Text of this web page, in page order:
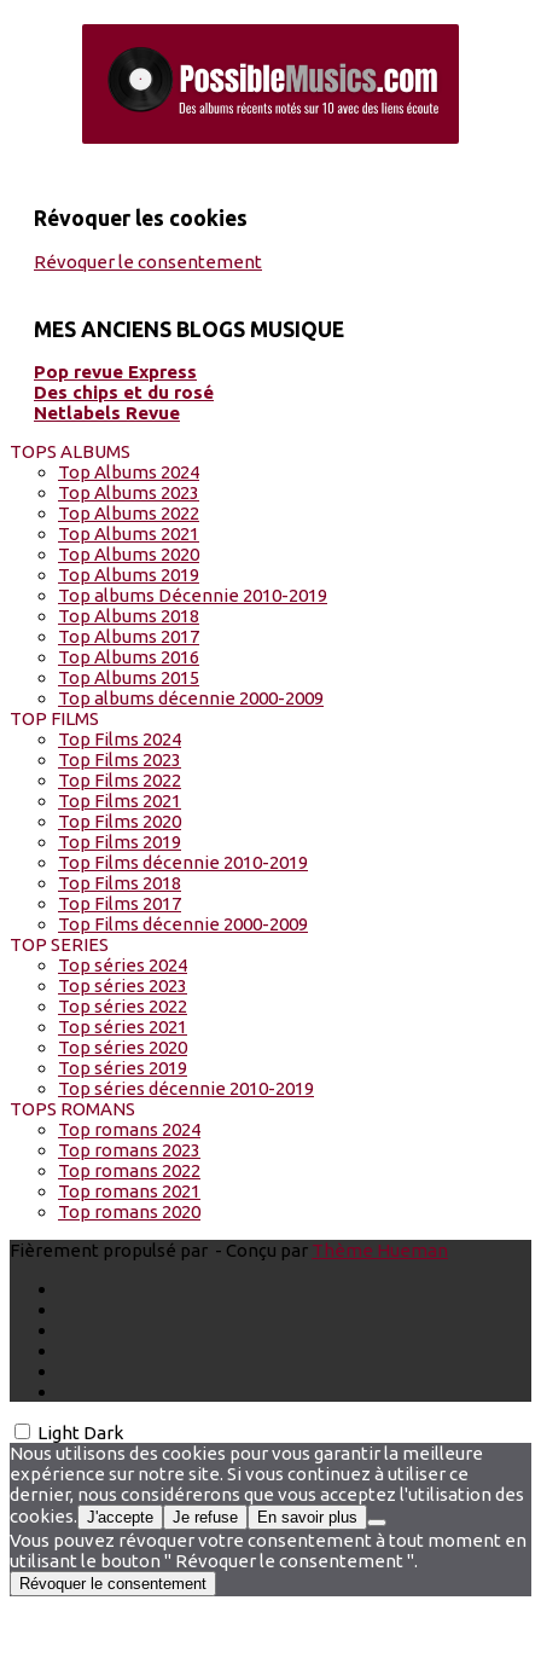
Révoquer les cookies
Révoquer le consentement
MES ANCIENS BLOGS MUSIQUE
Pop revue Express
Des chips et du rosé
Netlabels Revue
TOPS ALBUMS
Top Albums 2024
Top Albums 2023
Top Albums 2022
Top Albums 2021
Top Albums 2020
Top Albums 2019
Top albums Décennie 2010-2019
Top Albums 2018
Top Albums 2017
Top Albums 2016
Top Albums 2015
Top albums décennie 2000-2009
TOP FILMS
Top Films 2024
Top Films 2023
Top Films 2022
Top Films 2021
Top Films 2020
Top Films 2019
Top Films décennie 2010-2019
Top Films 2018
Top Films 2017
Top Films décennie 2000-2009
TOP SERIES
Top séries 2024
Top séries 2023
Top séries 2022
Top séries 2021
Top séries 2020
Top séries 2019
Top séries décennie 2010-2019
TOPS ROMANS
Top romans 2024
Top romans 2023
Top romans 2022
Top romans 2021
Top romans 2020
Fièrement propulsé par - Conçu par Thème Hueman
Light Dark
Nous utilisons des cookies pour vous garantir la meilleure
expérience sur notre site. Si vous continuez à utiliser ce
dernier, nous considérerons que vous acceptez l'utilisation des
cookies. J'accepte Je refuse En savoir plus
Vous pouvez révoquer votre consentement à tout moment en
utilisant le bouton " Révoquer le consentement ".
Révoquer le consentement